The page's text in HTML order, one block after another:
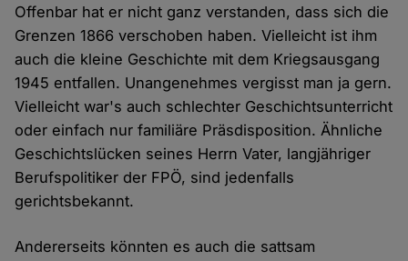
Offenbar hat er nicht ganz verstanden, dass sich die
Grenzen 1866 verschoben haben. Vielleicht ist ihm
auch die kleine Geschichte mit dem Kriegsausgang
1945 entfallen. Unangenehmes vergisst man ja gern.
Vielleicht war's auch schlechter Geschichtsunterricht
oder einfach nur familiäre Präsdisposition. Ähnliche
Geschichtslücken seines Herrn Vater, langjähriger
Berufspolitiker der FPÖ, sind jedenfalls
gerichtsbekannt.
Andererseits könnten es auch die sattsam